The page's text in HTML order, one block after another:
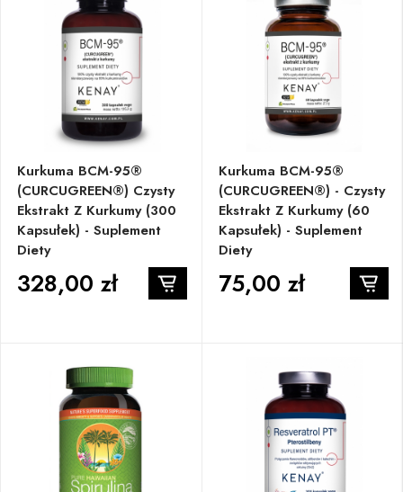
Kurkuma BCM-95®
(CURCUGREEN®) Czysty
Ekstrakt Z Kurkumy (300
Kapsułek) - Suplement
Diety
328,00 zł
Kurkuma BCM-95®
(CURCUGREEN®) - Czysty
Ekstrakt Z Kurkumy (60
Kapsułek) - Suplement
Diety
75,00 zł